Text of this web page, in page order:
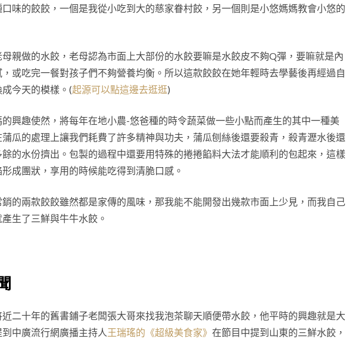
味的餃餃，一個是我從小吃到大的慈家眷村餃，另一個則是小悠媽媽教會小悠的
親做的水餃，老母認為市面上大部份的水餃要嘛是水餃皮不夠Q彈，要嘛就是內
或吃完一餐對孩子們不夠營養均衡。所以這款餃餃在她年輕時去學藝後再經過自
今天的模樣。(起源可以點這邊去逛逛)
興趣使然，將每年在地小農-悠爸種的時令蔬菜做一些小點而產生的其中一種美
瓜的處理上讓我們耗費了許多精神與功夫，蒲瓜刨絲後還要殺青，殺青瀝水後還
的水份擠出。包製的過程中還要用特殊的捲捲餡料大法才能順利的包起來，這樣
成團狀，享用的時候能吃得到清脆口感。
的兩款餃餃雖然都是家傳的風味，那我能不能開發出幾款市面上少見，而我自己
生了三鮮與牛牛水餃。
二十年的舊書鋪子老闆張大哥來找我泡茶聊天順便帶水餃，他平時的興趣就是大
中廣流行網廣播主持人王瑞瑤的《超級美食家》 在節目中提到山東的三鮮水餃，